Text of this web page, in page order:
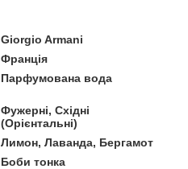
Giorgio Armani
Франція
Парфумована вода
Фужерні, Східні
(Орієнтальні)
Лимон, Лаванда, Бергамот
Боби тонка